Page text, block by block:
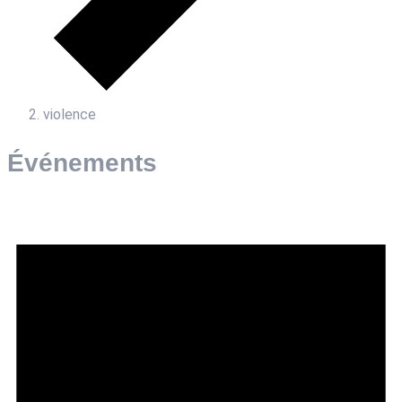
violence
Événements